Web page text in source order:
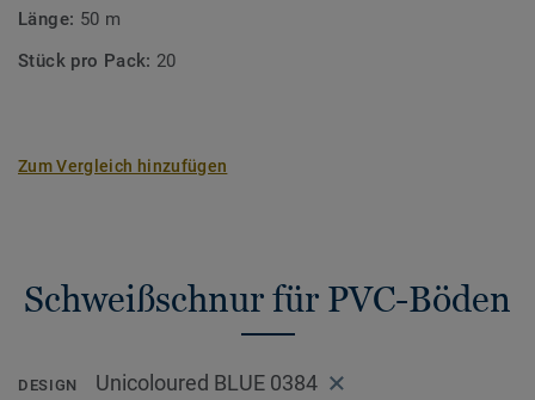
Länge: 50 m
Stück pro Pack: 20
Zum Vergleich hinzufügen
Schweißschnur für PVC-Böden
DESIGN Unicoloured BLUE 0384